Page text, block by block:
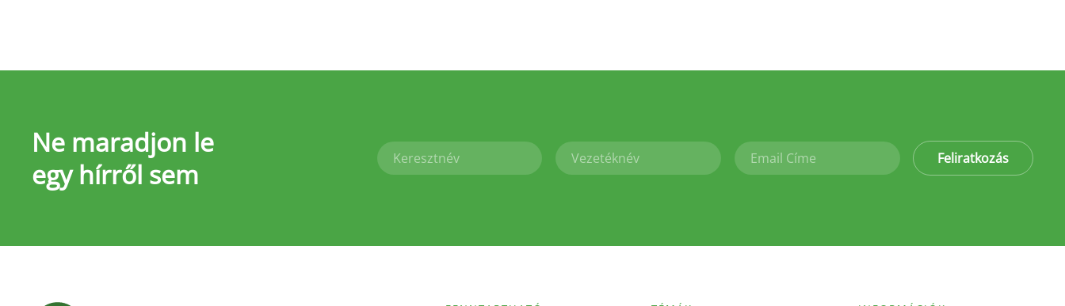
Ne maradjon le
egy hírről sem
Feliratkozás